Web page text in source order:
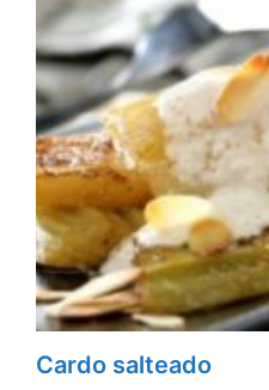
Cardo salteado